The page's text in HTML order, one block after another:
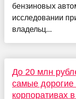
бензиновых
исследовании
владельц...
До 20 млн
самые дорогие
корпоративах